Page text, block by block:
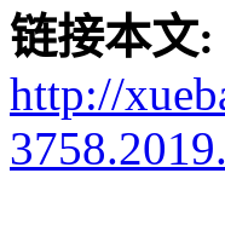
链接本文:
http://